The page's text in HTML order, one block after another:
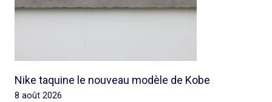
Nike taquine le nouveau modèle de Kobe
8 août 2026